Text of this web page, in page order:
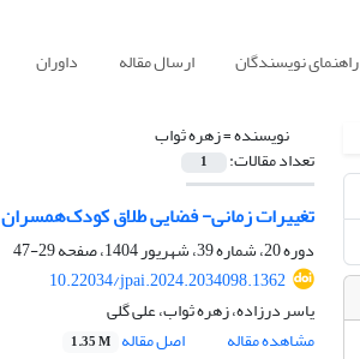
راهنمای نویسندگان ارسال مقاله داوران
نویسنده =زهره ثواب
تعداد مقالات: 1
تغییرات زمانی- فضایی طلاق کودک‌همسران در
دوره 20، شماره 39، شهریور 1404، صفحه
29-47
10.22034/jpai.2024.2034098.1362
یاسر درزاده، زهره ثواب، علی گلی
مشاهده مقاله
اصل مقاله 1.35 M